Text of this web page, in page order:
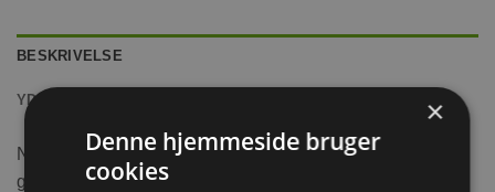
BESKRIVELSE
YDERLIGERE INFORMATION
Neglesaks i rustfrit stål med plasthåndtag og non-slip
gummigreb så man bedre kan golde fast på saksen når de
×
Denne hjemmeside bruger
cookies